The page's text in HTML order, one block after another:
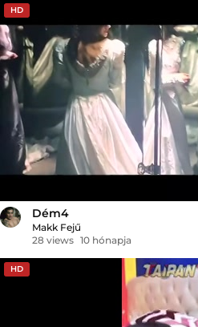
HD
Dém4
Makk Fejű
28 views 10 hónapja
HD